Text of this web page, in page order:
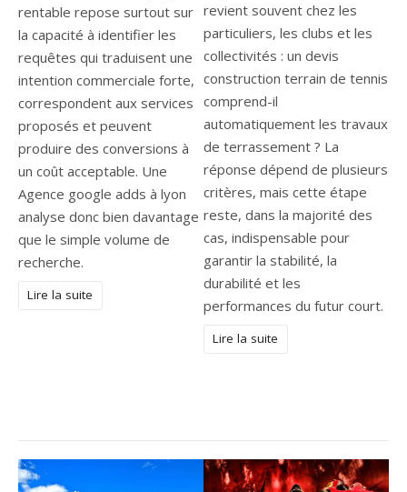
rentable repose surtout sur
la capacité à identifier les
requêtes qui traduisent une
intention commerciale forte,
correspondent aux services
proposés et peuvent
produire des conversions à
un coût acceptable. Une
Agence google adds à lyon
analyse donc bien davantage
que le simple volume de
recherche.
Lire la suite
revient souvent chez les
particuliers, les clubs et les
collectivités : un devis
construction terrain de tennis
comprend-il
automatiquement les travaux
de terrassement ? La
réponse dépend de plusieurs
critères, mais cette étape
reste, dans la majorité des
cas, indispensable pour
garantir la stabilité, la
durabilité et les
performances du futur court.
Lire la suite